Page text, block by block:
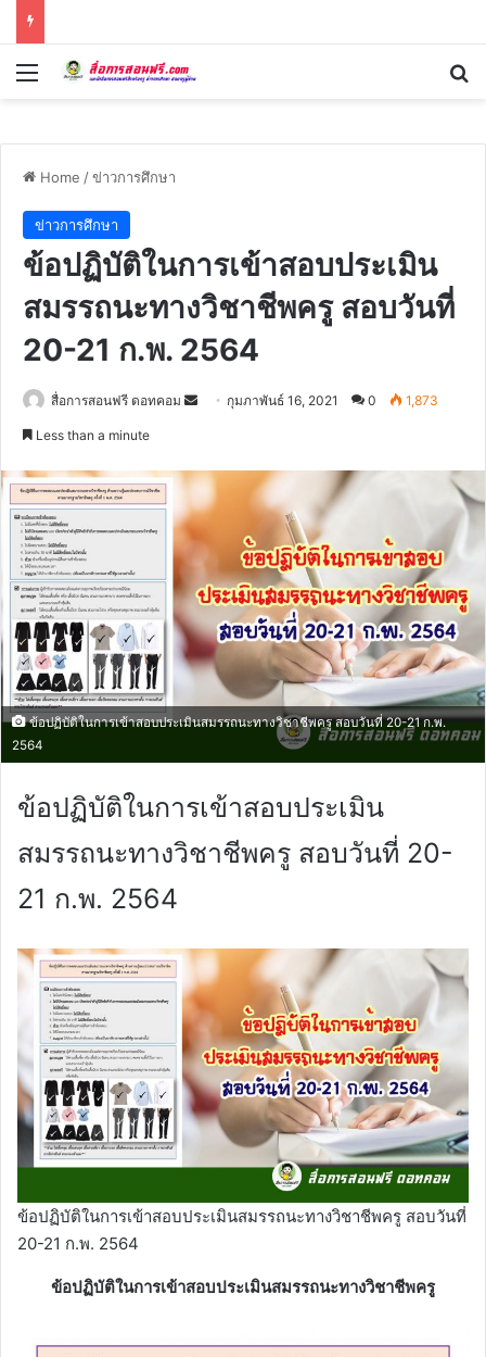
Menu
Home /ข่าวการศึกษา
ข่าวการศึกษา
ข้อปฏิบัติในการเข้าสอบประเมิน
สมรรถนะทางวิชาชีพครู สอบวันที่
20-21 ก.พ. 2564
สื่อการสอนฟรี ดอทคอม
Send กุมภาพันธ์ 16, 2021 0 1,873
Less than a minute
ข้อปฏิบัติในการเข้าสอบประเมินสมรรถนะทางวิชาชีพครู สอบวันที่ 20-21 ก.พ.
2564
ข้อปฏิบัติในการเข้าสอบประเมิน
สมรรถนะทางวิชาชีพครู สอบวันที่ 20-
21 ก.พ. 2564
ข้อปฏิบัติในการเข้าสอบประเมินสมรรถนะทางวิชาชีพครู สอบวันที่
20-21 ก.พ. 2564
ข้อปฏิบัติในการเข้าสอบประเมินสมรรถนะทางวิชาชีพครู